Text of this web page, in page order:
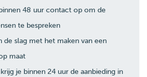
48 uur contact op om de
te bespreken
de slag met het maken van een
maat
je binnen 24 uur de aanbieding in